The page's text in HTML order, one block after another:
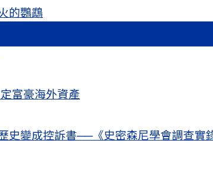
的鸚鵡
富豪海外資產
史變成控訴書──《史密森尼學會調查實